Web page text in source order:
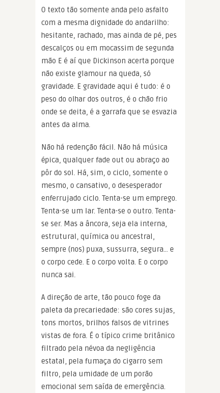
O texto tão somente anda pelo asfalto
com a mesma dignidade do andarilho:
hesitante, rachado, mas ainda de pé, pes
descalços ou em mocassim de segunda
mão E é aí que Dickinson acerta porque
não existe glamour na queda, só
gravidade. E gravidade aqui é tudo: é o
peso do olhar dos outros, é o chão frio
onde se deita, é a garrafa que se esvazia
antes da alma.
Não há redenção fácil. Não há música
épica, qualquer fade out ou abraço ao
pôr do sol. Há, sim, o ciclo, somente o
mesmo, o cansativo, o desesperador
enferrujado ciclo. Tenta-se um emprego.
Tenta-se um lar. Tenta-se o outro. Tenta-
se ser. Mas a âncora, seja ela interna,
estrutural, química ou ancestral,
sempre (nos) puxa, sussurra, segura… e
o corpo cede. E o corpo volta. E o corpo
nunca sai.
A direção de arte, tão pouco foge da
paleta da precariedade: são cores sujas,
tons mortos, brilhos falsos de vitrines
vistas de fora. É o típico crime britânico
filtrado pela névoa da negligência
estatal, pela fumaça do cigarro sem
filtro, pela umidade de um porão
emocional sem saída de emergência.